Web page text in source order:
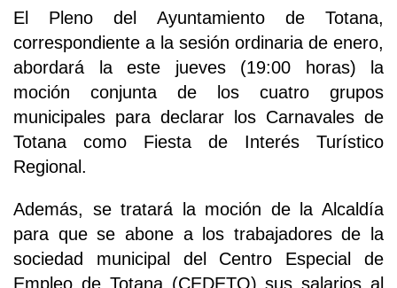
El Pleno del Ayuntamiento de Totana,
correspondiente a la sesión ordinaria de enero,
abordará la este jueves (19:00 horas) la
moción conjunta de los cuatro grupos
municipales para declarar los Carnavales de
Totana como Fiesta de Interés Turístico
Regional.
Además, se tratará la moción de la Alcaldía
para que se abone a los trabajadores de la
sociedad municipal del Centro Especial de
Empleo de Totana (CEDETO) sus salarios al